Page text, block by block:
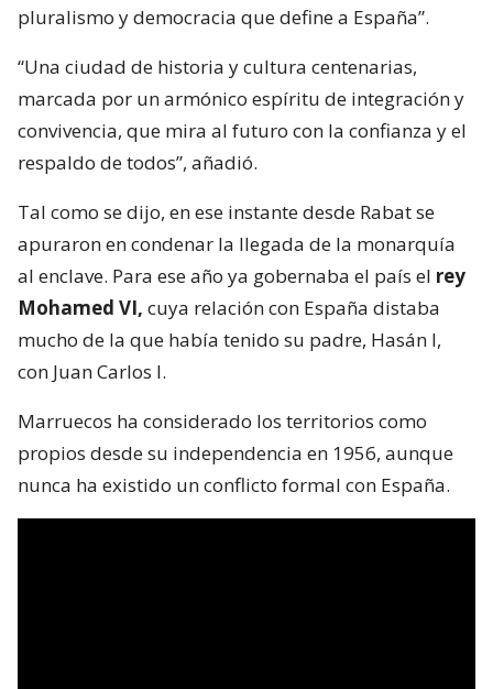
pluralismo y democracia que define a España”.
“Una ciudad de historia y cultura centenarias,
marcada por un armónico espíritu de integración y
convivencia, que mira al futuro con la confianza y el
respaldo de todos”, añadió.
Tal como se dijo, en ese instante desde Rabat se
apuraron en condenar la llegada de la monarquía
al enclave. Para ese año ya gobernaba el país el rey
Mohamed VI, cuya relación con España distaba
mucho de la que había tenido su padre, Hasán I,
con Juan Carlos I.
Marruecos ha considerado los territorios como
propios desde su independencia en 1956, aunque
nunca ha existido un conflicto formal con España.